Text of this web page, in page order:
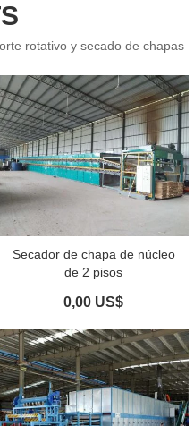
rotativo y secado de chapas
Secador de chapa de núcleo
de 2 pisos
0,00 US$